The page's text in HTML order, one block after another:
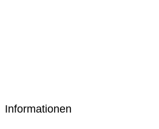
Informationen